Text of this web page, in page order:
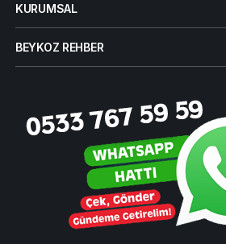
KURUMSAL
BEYKOZ REHBER